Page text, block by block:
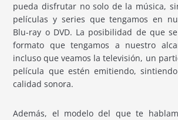
pueda disfrutar no solo de la música,
películas y series que tengamos en
Blu-ray o DVD. La posibilidad de que
formato que tengamos a nuestro
incluso que veamos la televisión, un
película que estén emitiendo,
calidad sonora.
Además, el modelo del que te